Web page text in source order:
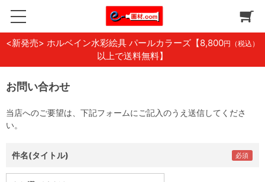
<新発売> ホルベイン水彩絵具 パールカラーズ 【8,800円（税込）
以上で送料無料】
お問い合わせ
当店へのご要望は、下記フォームにご記入のうえ送信してくださ
い。
件名(タイトル)